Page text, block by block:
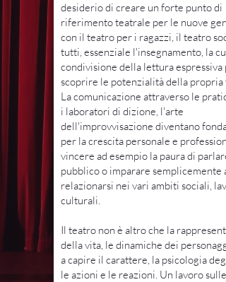
desiderio di creare un forte punto di
riferimento teatrale per le nuove
con il teatro per i ragazzi, il teatro
tutti, essenziale l'insegnamento, la
condivisione della lettura espressiva
scoprire le potenzialità della propria
La comunicazione attraverso le
i laboratori di dizione, l'arte
dell'improvvisazione diventano
per la crescita personale e
vincere ad esempio la paura di parlare
pubblico o imparare semplicemente a
relazionarsi nei vari ambiti sociali,
culturali.
Il teatro non è altro che la
della vita, le dinamiche dei
a capire il carattere, la psicologia
le azioni e le reazioni. Un lavoro sulle